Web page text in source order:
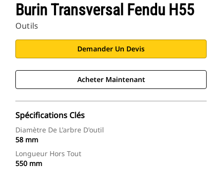
Burin Transversal Fendu H55
Outils
Demander Un Devis
Acheter Maintenant
Spécifications Clés
Diamètre De L'arbre D'outil
58 mm
Longueur Hors Tout
550 mm